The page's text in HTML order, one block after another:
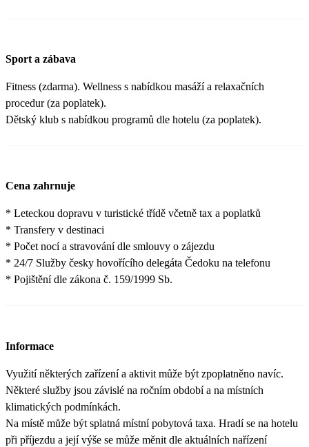
Sport a zábava
Fitness (zdarma). Wellness s nabídkou masáží a relaxačních
procedur (za poplatek).
Dětský klub s nabídkou programů dle hotelu (za poplatek).
Cena zahrnuje
* Leteckou dopravu v turistické třídě včetně tax a poplatků
* Transfery v destinaci
* Počet nocí a stravování dle smlouvy o zájezdu
* 24/7 Služby česky hovořícího delegáta Čedoku na telefonu
* Pojištění dle zákona č. 159/1999 Sb.
Informace
Využití některých zařízení a aktivit může být zpoplatněno navíc.
Některé služby jsou závislé na ročním období a na místních
klimatických podmínkách.
Na místě může být splatná místní pobytová taxa. Hradí se na hotelu
při příjezdu a její výše se může měnit dle aktuálních nařízení